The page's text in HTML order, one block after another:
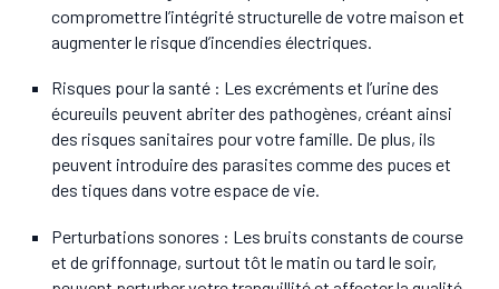
compromettre l’intégrité structurelle de votre maison et
augmenter le risque d’incendies électriques.
Risques pour la santé : Les excréments et l’urine des
écureuils peuvent abriter des pathogènes, créant ainsi
des risques sanitaires pour votre famille. De plus, ils
peuvent introduire des parasites comme des puces et
des tiques dans votre espace de vie.
Perturbations sonores : Les bruits constants de course
et de griffonnage, surtout tôt le matin ou tard le soir,